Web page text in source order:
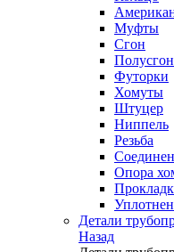
Муфты
Сгон
Полусгон
Футорки
Хомуты
Штуцер
Ниппель
Резьба
Опора
Детали
Назад